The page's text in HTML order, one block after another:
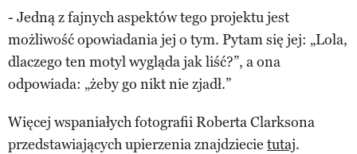
- Jedną z fajnych aspektów tego projektu jest
możliwość opowiadania jej o tym. Pytam się jej: „Lola,
dlaczego ten motyl wygląda jak liść?”, a ona
odpowiada: „żeby go nikt nie zjadł.”
Więcej wspaniałych fotografii Roberta Clarksona
przedstawiających upierzenia znajdziecie tutaj.